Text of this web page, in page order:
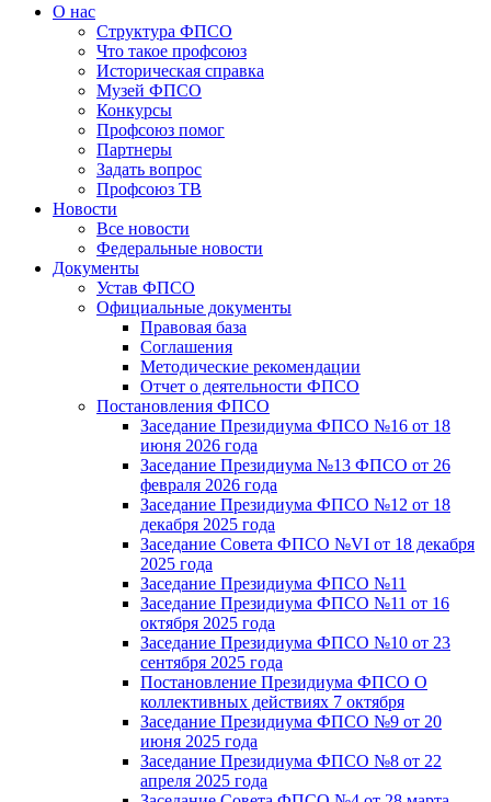
О нас
Структура ФПСО
Что такое профсоюз
Историческая справка
Музей ФПСО
Конкурсы
Профсоюз помог
Партнеры
Задать вопрос
Профсоюз ТВ
Новости
Все новости
Федеральные новости
Документы
Устав ФПСО
Официальные документы
Правовая база
Соглашения
Методические рекомендации
Отчет о деятельности ФПСО
Постановления ФПСО
Заседание Президиума ФПСО №16 от 18
июня 2026 года
Заседание Президиума №13 ФПСО от 26
февраля 2026 года
Заседание Президиума ФПСО №12 от 18
декабря 2025 года
Заседание Совета ФПСО №VI от 18 декабря
2025 года
Заседание Президиума ФПСО №11
Заседание Президиума ФПСО №11 от 16
октября 2025 года
Заседание Президиума ФПСО №10 от 23
сентября 2025 года
Постановление Президиума ФПСО О
коллективных действиях 7 октября
Заседание Президиума ФПСО №9 от 20
июня 2025 года
Заседание Президиума ФПСО №8 от 22
апреля 2025 года